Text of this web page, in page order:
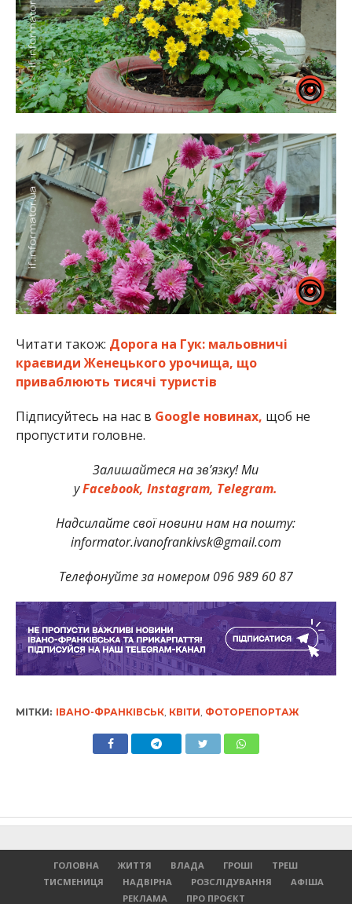
Читати також: Дорога на Гук: мальовничі
краєвиди Женецького урочища, що
приваблюють тисячі туристів
Підписуйтесь на нас в Google новинах, щоб не
пропустити головне.
Залишайтеся на зв’язку! Ми
уFacebook, Instagram, Telegram.
Надсилайте свої новини нам на пошту:
informator.ivanofrankivsk@gmail.com
Телефонуйте за номером 096 989 60 87
МІТКИ: ІВАНО-ФРАНКІВСЬК, КВІТИ ФОТОРЕПОРТАЖ
ГОЛОВНА ЖИТТЯ ВЛАДА ГРОШІ
ТРЕШ
ТИСМЕНИЦЯ
НАДВІРНА РОЗСЛІДУВАННЯ
АФІША
РЕКЛАМА
ПРО ПРОЄКТ